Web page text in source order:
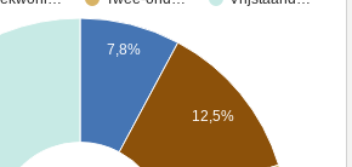
7,8%
12,5%